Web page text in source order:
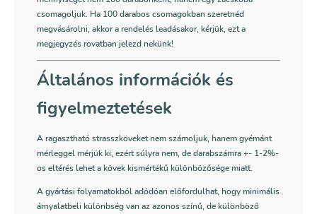
csomagoljuk. Ha 100 darabos csomagokban szeretnéd
megvásárolni, akkor a rendelés leadásakor, kérjük, ezt a
megjegyzés rovatban jelezd nekünk!
Általános információk és
figyelmeztetések
A ragasztható strasszköveket nem számoljuk, hanem gyémánt
mérleggel mérjük ki, ezért súlyra nem, de darabszámra +- 1-2%-
os eltérés lehet a kövek kismértékű különbözősége miatt.
A gyártási folyamatokból adódóan előfordulhat, hogy minimális
árnyalatbeli különbség van az azonos színű, de különböző